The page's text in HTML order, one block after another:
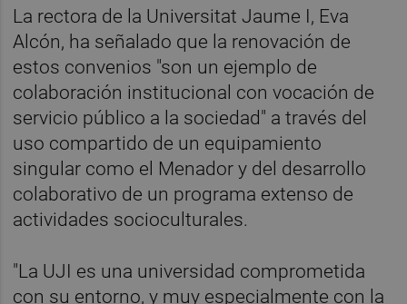
La rectora de la Universitat Jaume I, Eva
Alcón, ha señalado que la renovación de
estos convenios "son un ejemplo de
colaboración institucional con vocación de
servicio público a la sociedad" a través del
uso compartido de un equipamiento
singular como el Menador y del desarrollo
colaborativo de un programa extenso de
actividades socioculturales.
"La UJI es una universidad comprometida
con su entorno, y muy especialmente con la